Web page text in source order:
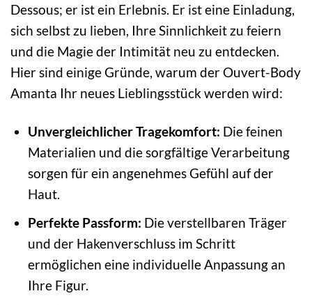
Dessous; er ist ein Erlebnis. Er ist eine Einladung,
sich selbst zu lieben, Ihre Sinnlichkeit zu feiern
und die Magie der Intimität neu zu entdecken.
Hier sind einige Gründe, warum der Ouvert-Body
Amanta Ihr neues Lieblingsstück werden wird:
Unvergleichlicher Tragekomfort: Die feinen
Materialien und die sorgfältige Verarbeitung
sorgen für ein angenehmes Gefühl auf der
Haut.
Perfekte Passform: Die verstellbaren Träger
und der Hakenverschluss im Schritt
ermöglichen eine individuelle Anpassung an
Ihre Figur.